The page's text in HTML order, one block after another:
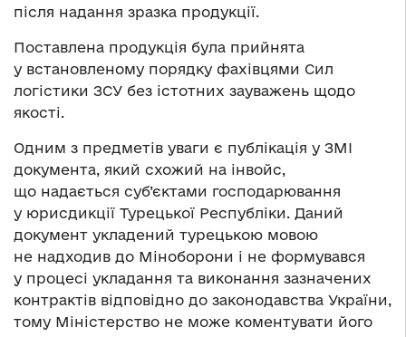
після надання зразка продукції.
Поставлена продукція була прийнята
у встановленому порядку фахівцями Сил
логістики ЗСУ без істотних зауважень щодо
якості.
Одним з предметів уваги є публікація у ЗМІ
документа, який схожий на інвойс,
що надається суб’єктами господарювання
у юрисдикції Турецької Республіки. Даний
документ укладений турецькою мовою
не надходив до Міноборони і не формувався
у процесі укладання та виконання зазначених
контрактів відповідно до законодавства України,
тому Міністерство не може коментувати його